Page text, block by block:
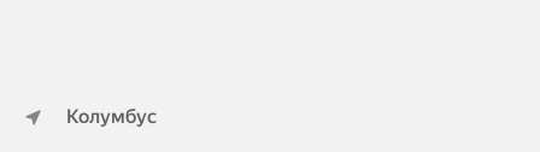
Колумбус